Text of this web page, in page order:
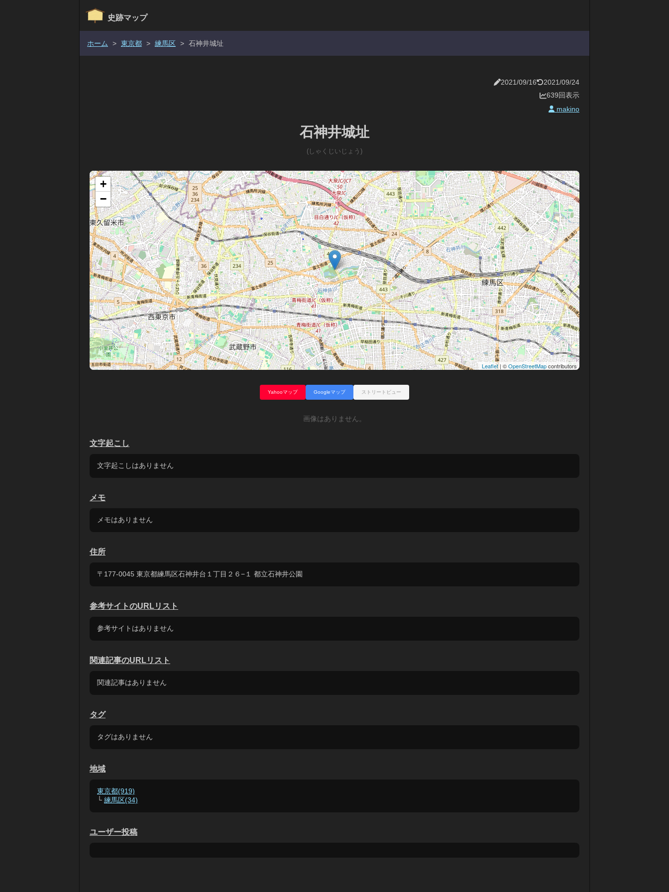
史跡マップ
ホーム > 東京都 > 練馬区 > 石神井城址
2021/09/16
2021/09/24
639回表示
makino
石神井城址
(しゃくじいじょう)
+
−
Leaflet| ©OpenStreetMapcontributors
Yahooマップ Googleマップ ストリートビュー
画像はありません。
文字起こし
文字起こしはありません
メモ
メモはありません
住所
〒177-0045 東京都練馬区石神井台１丁目２６−１ 都立石神井公園
参考サイトのURLリスト
参考サイトはありません
関連記事のURLリスト
関連記事はありません
タグ
タグはありません
地域
東京都(919)
└ 練馬区(34)
ユーザー投稿